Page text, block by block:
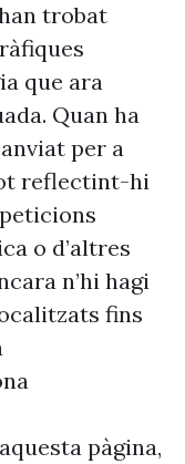
trobat
que ara
Quan ha
per a
reflectint-hi
o d’altres
n’hi hagi
fins
pàgina,